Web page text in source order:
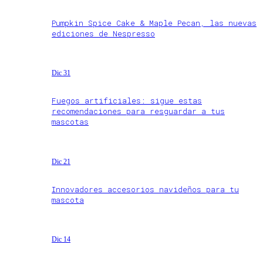
Pumpkin Spice Cake & Maple Pecan, las nuevas
ediciones de Nespresso
Dic 31
Fuegos artificiales: sigue estas
recomendaciones para resguardar a tus
mascotas
Dic 21
Innovadores accesorios navideños para tu
mascota
Dic 14